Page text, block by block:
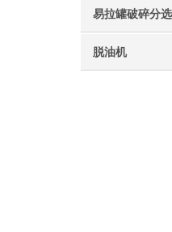
易拉罐破碎分
脱油机